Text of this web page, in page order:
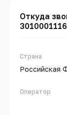
Откуда
3010001116
Страна
Российская
Оператор